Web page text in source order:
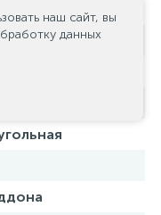
наш сайт, вы
данных